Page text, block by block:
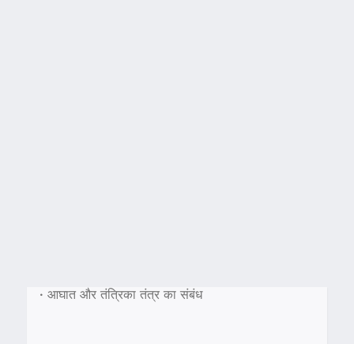
• आघात और तंत्रिका तंत्र का संबंध